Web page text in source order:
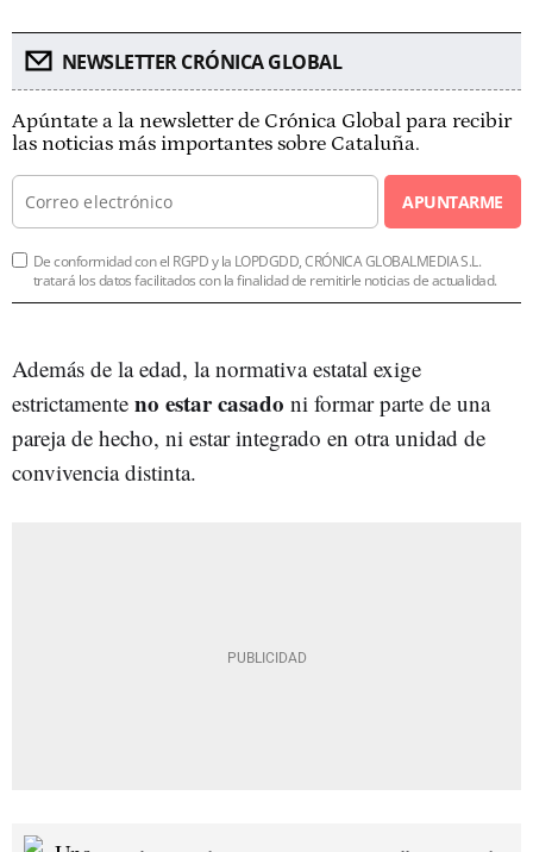
NEWSLETTER CRÓNICA GLOBAL
Apúntate a la newsletter de Crónica Global para recibir
las noticias más importantes sobre Cataluña.
APUNTARME
De conformidad con el RGPD y la LOPDGDD, CRÓNICA GLOBALMEDIA S.L.
tratará los datos facilitados con la finalidad de remitirle noticias de actualidad.
Además de la edad, la normativa estatal exige
estrictamente no estar casado ni formar parte de una
pareja de hecho, ni estar integrado en otra unidad de
convivencia distinta.